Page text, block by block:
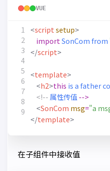
VUE
4
7
<script setup>
import SonCom from
</script>
<template>
<h2>this is a father
<!-- 属性传值 -->
<SonCom msg="a
</template>
在子组件中接收值